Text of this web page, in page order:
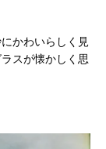
かわいらしく見
スが懐かしく思